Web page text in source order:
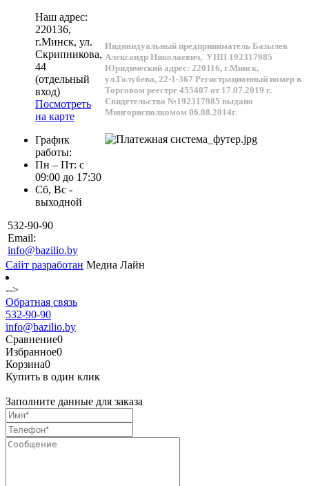
Наш адрес:
220136,
г.Минск, ул.
Скрипникова,
44
(отдельный
вход)
Посмотреть
на карте
График
работы:
Пн – Пт: с
09:00 до 17:30
Сб, Вс -
выходной
532-90-90
Email:
info@bazilio.by
Индивидуальный предприниматель Базылев
Александр Николаевич, УНП 192317985
Юридический адрес: 220116, г.Минск,
ул.Голубева, 22-1-367 Регистрационный номер в
Торговом реестре 455407 от 17.07.2019 г.
Свидетельство №192317985 выдано
Мингорисполкомом 06.08.2014г.
Сайт разработан Медиа Лайн
-->
Обратная связь
532-90-90
info@bazilio.by
Сравнение0
Избранное0
Корзина0
Купить в один клик
Заполните данные для заказа